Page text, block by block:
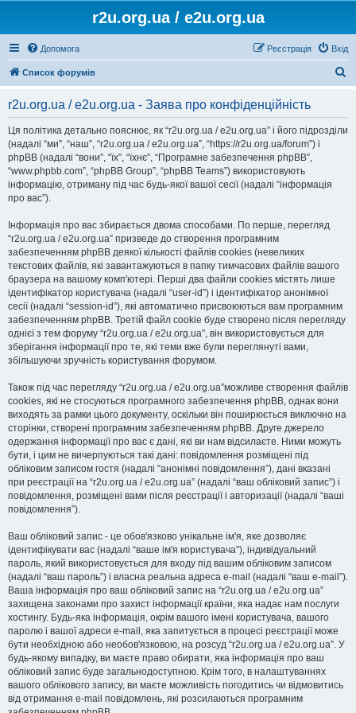
r2u.org.ua / e2u.org.ua
Допомога Вхід
Реєстрація
Список форумів
r2u.org.ua / e2u.org.ua - Заява про конфіденційність
Ця політика детально пояснює, як “r2u.org.ua / e2u.org.ua” і його підрозділи
(надалі “ми”, “наш”, “r2u.org.ua / e2u.org.ua”, “https://r2u.org.ua/forum”) і
phpBB (надалі “вони”, “їх”, “їхнє”, “Програмне забезпечення phpBB”,
“www.phpbb.com”, “phpBB Group”, “phpBB Teams”) використовують
інформацію, отриману під час будь-якої вашої сесії (надалі “інформація
про вас”).
Інформація про вас збирається двома способами. По перше, перегляд
“r2u.org.ua / e2u.org.ua” призведе до створення програмним
забезпеченням phpBB деякої кількості файлів cookies (невеликих
текстових файлів, які завантажуються в папку тимчасових файлів вашого
браузера на вашому комп'ютері. Перші два файли cookies містять лише
ідентифікатор користувача (надалі “user-id”) і ідентифікатор анонімної
сесії (надалі “session-id”), які автоматично присвоюються вам програмним
забезпеченням phpBB. Третій файл cookie буде створено після перегляду
однієї з тем форуму “r2u.org.ua / e2u.org.ua”, він використовується для
зберігання інформації про те, які теми вже були переглянуті вами,
збільшуючи зручність користування форумом.
Також під час перегляду “r2u.org.ua / e2u.org.ua”можливе створення файлів
cookies, які не стосуються програмного забезпечення phpBB, однак вони
виходять за рамки цього документу, оскільки він поширюється виключно на
сторінки, створені програмним забезпеченням phpBB. Друге джерело
одержання інформації про вас є дані, які ви нам відсилаєте. Ними можуть
бути, і цим не вичерпуються такі дані: повідомлення розміщені під
обліковим записом гостя (надалі “анонімні повідомлення”), дані вказані
при реєстрації на “r2u.org.ua / e2u.org.ua” (надалі “ваш обліковий запис”) і
повідомлення, розміщені вами після реєстрації і авторизації (надалі “ваші
повідомлення”).
Ваш обліковий запис - це обов'язково унікальне ім'я, яке дозволяє
ідентифікувати вас (надалі “ваше ім'я користувача”), індивідуальний
пароль, який використовується для входу під вашим обліковим записом
(надалі “ваш пароль”) і власна реальна адреса e-mail (надалі “ваш e-mail”).
Ваша інформація про ваш обліковий запис на “r2u.org.ua / e2u.org.ua”
захищена законами про захист інформації країни, яка надає нам послуги
хостингу. Будь-яка інформація, окрім вашого імені користувача, вашого
паролю і вашої адреси e-mail, яка запитується в процесі реєстрації може
бути необхідною або необов'язковою, на розсуд “r2u.org.ua / e2u.org.ua”. У
будь-якому випадку, ви маєте право обирати, яка інформація про ваш
обліковий запис буде загальнодоступною. Крім того, в налаштуваннях
вашого облікового запису, ви маєте можливість погодитись чи відмовитись
від отримання e-mail повідомлень, які розсилаються програмним